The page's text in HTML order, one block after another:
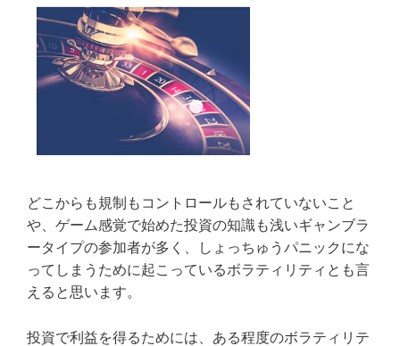
どこからも規制もコントロールもされていないこと
や、ゲーム感覚で始めた投資の知識も浅いギャンブラ
ータイプの参加者が多く、しょっちゅうパニックにな
ってしまうために起こっているボラティリティとも言
えると思います。
投資で利益を得るためには、ある程度のボラティリテ